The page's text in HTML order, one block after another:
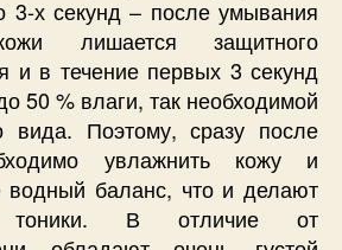
3-х секунд – после умывания
лишается защитного
и в течение первых 3 секунд
50 % влаги, так необходимой
вида. Поэтому, сразу после
увлажнить кожу и
водный баланс, что и делают
тоники. В отличие от